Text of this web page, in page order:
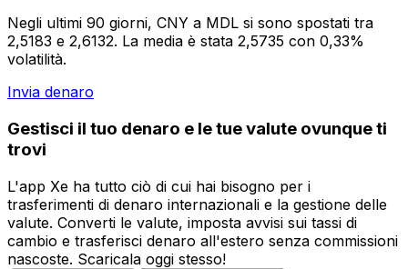
Negli ultimi 90 giorni, CNY a MDL si sono spostati tra
2,5183 e 2,6132. La media è stata 2,5735 con 0,33%
volatilità.
Invia denaro
Gestisci il tuo denaro e le tue valute ovunque ti
trovi
L'app Xe ha tutto ciò di cui hai bisogno per i
trasferimenti di denaro internazionali e la gestione delle
valute. Converti le valute, imposta avvisi sui tassi di
cambio e trasferisci denaro all'estero senza commissioni
nascoste. Scaricala oggi stesso!